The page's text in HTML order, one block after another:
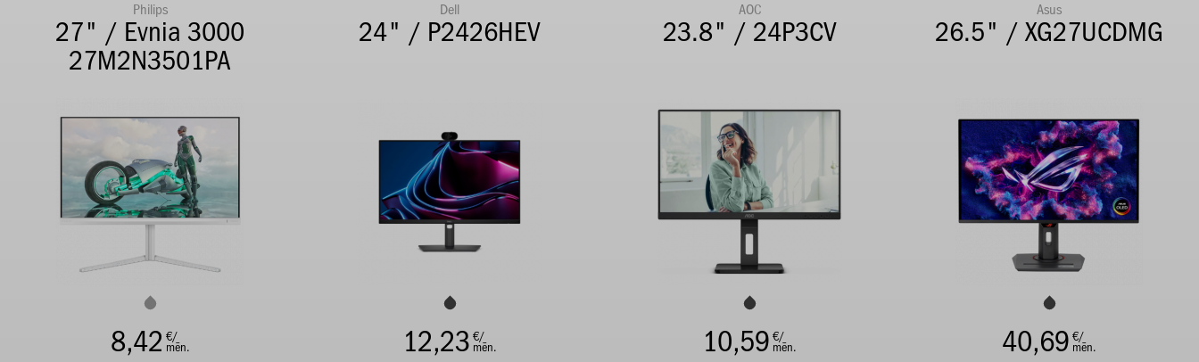
Philips
27" / Evnia 3000
27M2N3501PA
8,42 €/
mēn.
Dell
24" / P2426HEV
12,23 €/
mēn.
AOC
23.8" / 24P3CV
10,59 €/
mēn.
Asus
26.5" / XG27UCDMG
40,69 €/
mēn.